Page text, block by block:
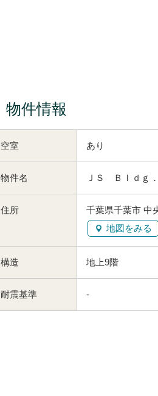
物件情報
空室 あり
物件名 ＪＳ Ｂｌｄｇ．
住所
千葉県千葉市 中
地図をみる
構造 地上9階
耐震基準 -